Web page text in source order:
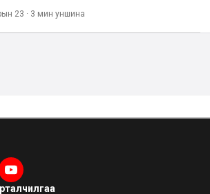
23 · 3 мин уншина